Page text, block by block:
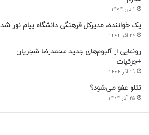
1 دی 1404
یک خواننده، مدیرکل فرهنگی دانشگاه پیام نور شد
30 آذر 1404
رونمایی از آلبوم‌های جدید محمدرضا شجریان
+جزئیات
29 آذر 1404
تتلو عفو می‌شود؟
25 آذر 1404